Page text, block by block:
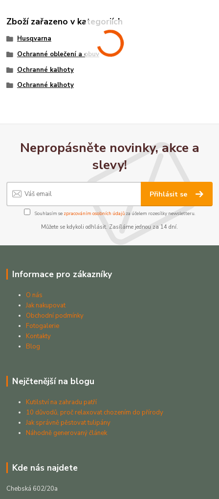
Zboží zařazeno v kategoriích
Husqvarna
Ochranné oblečení a obuv
Ochranné kalhoty
Ochranné kalhoty
Nepropásněte novinky, akce a
slevy!
Přihlásit se
Souhlasím se zpracováním osobních údajůza účelem rozesílky newsletteru.
Můžete se kdykoli odhlásit. Zasíláme jednou za 14 dní.
Informace pro zákazníky
O nás
Jak nakupovat
Obchodní podmínky
Fotogalerie
Kontakty
Blog
Nejčtenější na blogu
Kutilství na zahradu patří
10 důvodů, proč relaxovat chozením do přírody
Jak správně pěstovat tulipány
Náhodně generovaný článek
Kde nás najdete
Chebská 602/20a